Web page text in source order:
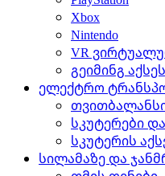
Xbox
Nintendo
VR
გეიმინგ
ელექტრო
სკუტერები
სკუტერის
სილამაზე და